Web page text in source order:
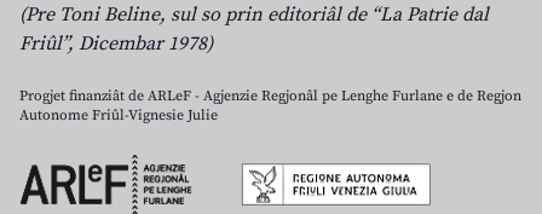
(Pre Toni Beline, sul so prin editoriâl de “La Patrie dal
Friûl”, Dicembar 1978)
Progjet finanziât de ARLeF - Agjenzie Regjonâl pe Lenghe Furlane e de Regjon
Autonome Friûl-Vignesie Julie